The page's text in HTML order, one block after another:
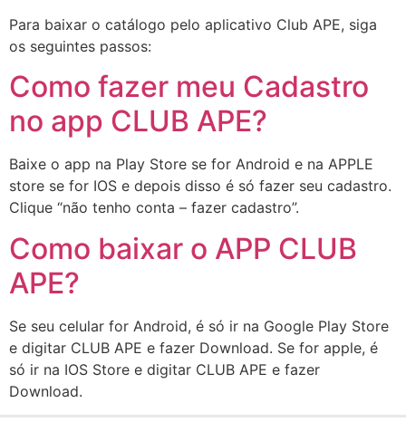
Para baixar o catálogo pelo aplicativo Club APE, siga
os seguintes passos:
Como fazer meu Cadastro
no app CLUB APE?
Baixe o app na Play Store se for Android e na APPLE
store se for IOS e depois disso é só fazer seu cadastro.
Clique “não tenho conta – fazer cadastro”.
Como baixar o APP CLUB
APE?
Se seu celular for Android, é só ir na Google Play Store
e digitar CLUB APE e fazer Download. Se for apple, é
só ir na IOS Store e digitar CLUB APE e fazer
Download.